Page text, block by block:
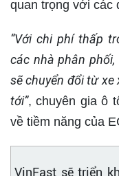
quan trọng với các
“Với chi phí thấp
các nhà phân
sẽ chuyển đổi từ xe
tới”, chuyên gia ô
về tiềm năng của
VinFast sẽ triển